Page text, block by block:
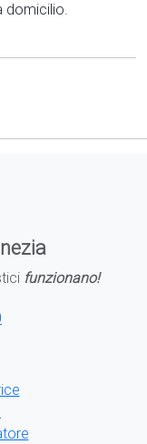
domicilio.
funzionano!